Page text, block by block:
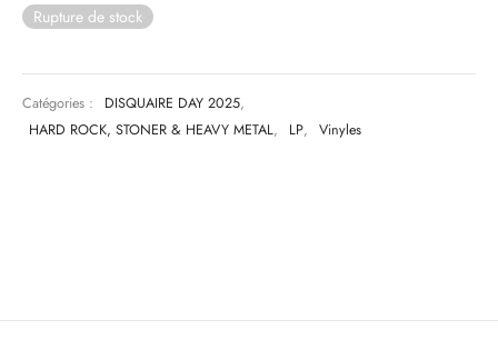
Rupture de stock
Catégories : DISQUAIRE DAY 2025,
HARD ROCK, STONER & HEAVY METAL, LP, Vinyles